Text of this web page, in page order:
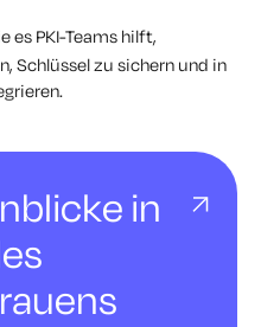
es PKI-Teams hilft,
Schlüssel zu sichern und in
in